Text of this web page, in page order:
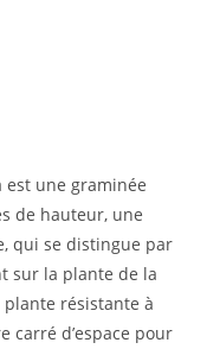
est une graminée
de hauteur, une
qui se distingue par
sur la plante de la
plante résistante à
carré d’espace pour